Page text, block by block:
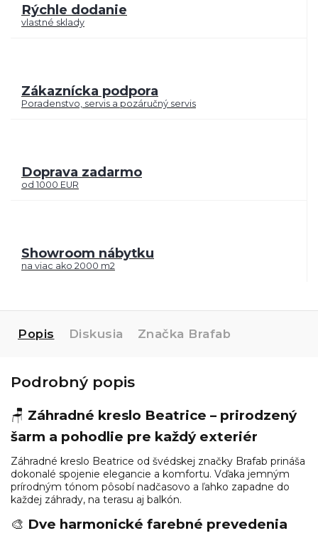
Rýchle dodanie
vlastné sklady
Zákaznícka podpora
Poradenstvo, servis a pozáručný servis
Doprava zadarmo
od 1000 EUR
Showroom nábytku
na viac ako 2000 m2
Popis Diskusia Značka Brafab
Podrobný popis
🪑 Záhradné kreslo Beatrice – prirodzený
šarm a pohodlie pre každý exteriér
Záhradné kreslo Beatrice od švédskej značky Brafab prináša
dokonalé spojenie elegancie a komfortu. Vďaka jemným
prírodným tónom pôsobí nadčasovo a ľahko zapadne do
každej záhrady, na terasu aj balkón.
🎨 Dve harmonické farebné prevedenia